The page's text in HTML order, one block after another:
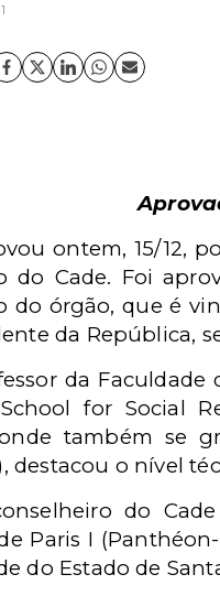
ontem, 15/12,
do Cade. Foi
do órgão, que é
da República,
da Faculdade
for Social
também se
destacou o nível
do
Paris I
do Estado de